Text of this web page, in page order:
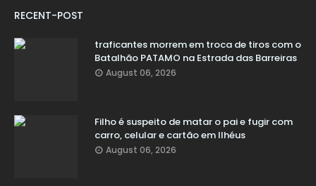
RECENT-POST
traficantes morrem em troca de tiros com o
Batalhão PATAMO na Estrada das Barreiras
August 06, 2026
Filho é suspeito de matar o pai e fugir com
carro, celular e cartão em Ilhéus
August 06, 2026